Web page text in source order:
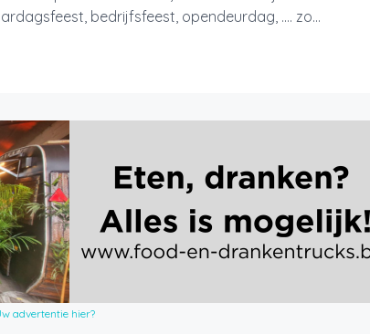
bedrijfsfeest, opendeurdag, …. zo...
advertentie hier?